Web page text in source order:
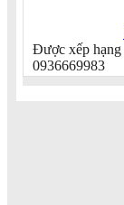
Được xếp hạng
0936669983